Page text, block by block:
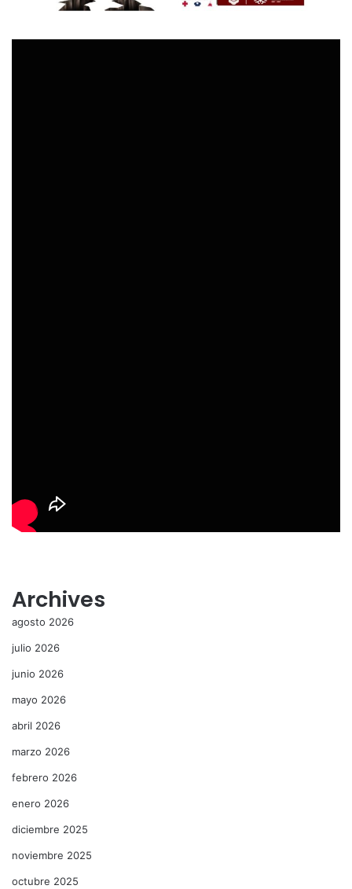
Archives
agosto 2026
julio 2026
junio 2026
mayo 2026
abril 2026
marzo 2026
febrero 2026
enero 2026
diciembre 2025
noviembre 2025
octubre 2025